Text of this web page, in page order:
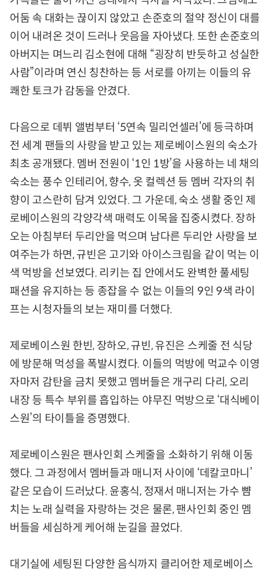
어둠 속 대화는 끊이지 않았고 손준호의 절약 정신이 대를
이어 내려온 것이 드러나 웃음을 자아냈다. 또한 손준호의
아버지는 며느리 김소현에 대해 “굉장히 반듯하고 성실한
사람”이라며 연신 칭찬하는 등 서로를 아끼는 이들의 유
쾌한 토크가 감동을 안겼다.
다음으로 데뷔 앨범부터 ‘5연속 밀리언셀러’에 등극하며
전 세계 팬들의 사랑을 받고 있는 제로베이스원의 숙소가
최초 공개됐다. 멤버 전원이 ‘1인 1방’을 사용하는 네 채의
숙소는 풍수 인테리어, 향수, 옷 컬렉션 등 멤버 각자의 취
향이 고스란히 담겨 있었다. 그 가운데, 숙소 생활 중인 제
로베이스원의 각양각색 매력도 이목을 집중시켰다. 장하
오는 아침부터 두리안을 먹으며 남다른 두리안 사랑을 보
여주는가 하면, 규빈은 고기와 아이스크림을 같이 먹는 이
색 먹방을 선보였다. 리키는 집 안에서도 완벽한 풀세팅
패션을 유지하는 등 종잡을 수 없는 이들의 9인 9색 라이
프는 시청자들의 보는 재미를 더했다.
제로베이스원 한빈, 장하오, 규빈, 유진은 스케줄 전 식당
에 방문해 먹성을 폭발시켰다. 이들의 먹방에 먹교수 이영
자마저 감탄을 금치 못했고 멤버들은 개구리 다리, 오리
내장 등 특수 부위를 흡입하는 야무진 먹방으로 ‘대식베이
스원’의 타이틀을 증명했다.
제로베이스원은 팬사인회 스케줄을 소화하기 위해 이동
했다. 그 과정에서 멤버들과 매니저 사이에 ‘데칼코마니’
같은 모습이 드러났다. 윤홍식, 정재서 매니저는 가수 뺨
치는 노래 실력을 자랑하는 것은 물론, 팬사인회 중인 멤
버들을 세심하게 케어해 눈길을 끌었다.
대기실에 세팅된 다양한 음식까지 클리어한 제로베이스